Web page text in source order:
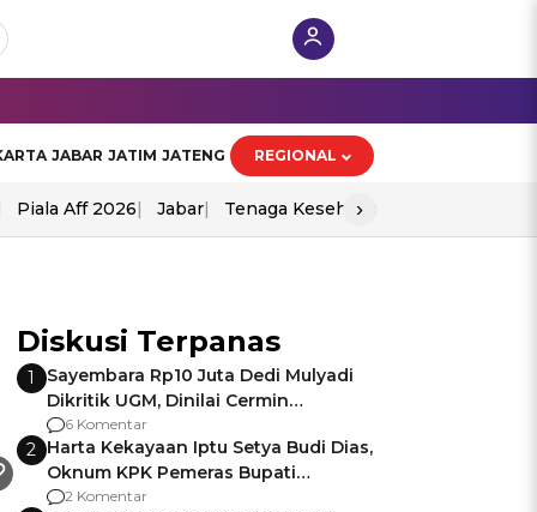
JABAR JATIM JATENG REGIONAL
Piala Aff 2026 Jabar Tenaga Kesehatan
›
Diskusi Terpanas
1
Sayembara Rp10 Juta Dedi Mulyadi
Dikritik UGM, Dinilai Cermin
Gagalnya Negara Jamin Keamanan
6 Komentar
2 Harta Kekayaan Iptu Setya Budi Dias,
Oknum KPK Pemeras Bupati
Pemalang
2 Komentar